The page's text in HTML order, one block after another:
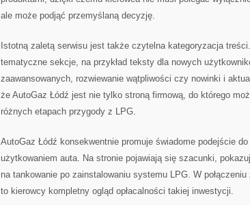
ale może podjąć przemyślaną decyzję.
Istotną zaletą serwisu jest także czytelna kategoryzacja
tematyczne sekcje, na przykład teksty dla nowych
zaawansowanych, rozwiewanie wątpliwości czy nowinki i
że AutoGaz Łódź jest nie tylko stroną firmową, do którego
różnych etapach przygody z LPG.
AutoGaz Łódź konsekwentnie promuje świadome podejście
użytkowaniem auta. Na stronie pojawiają się szacunki,
na tankowanie po zainstalowaniu systemu LPG. W
to kierowcy kompletny ogląd opłacalności takiej inwestycji.